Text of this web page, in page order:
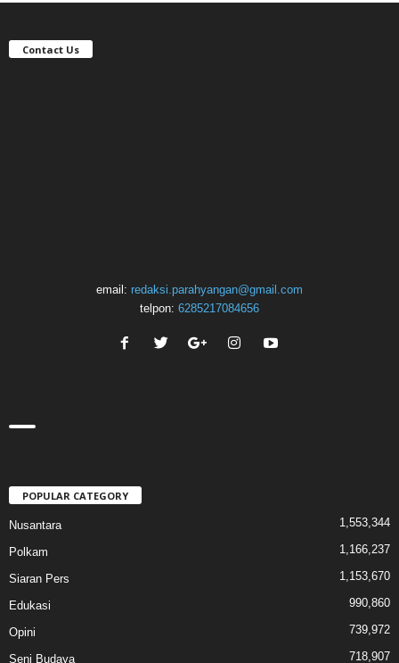
Contact Us
email: redaksi.parahyangan@gmail.com
telpon: 6285217084656
POPULAR CATEGORY
Nusantara 1,553,344
Polkam 1,166,237
Siaran Pers 1,153,670
Edukasi 990,860
Opini 739,972
Seni Budaya 718,907